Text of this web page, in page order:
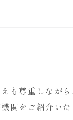
も尊重しなが
関をご紹介いた